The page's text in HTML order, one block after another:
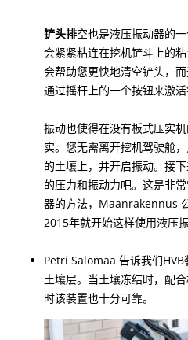
铲头排空也是液压振动器的
会紧紧粘连在挖机铲斗上的
会帮助您更快地清空铲头，
通过摇杆上的一个按钮来激活
振动也使得在没有板式压实
实。您无需离开挖机驾驶舱
的土壤上，并开启振动。接
的压力和振动力吧。这是非
器的方法，Maanrakennus
2015年就开始这样使用液压振
Petri Salomaa 告诉我们
土壤层。当土壤冻结时，配
时该装置也十分可靠。